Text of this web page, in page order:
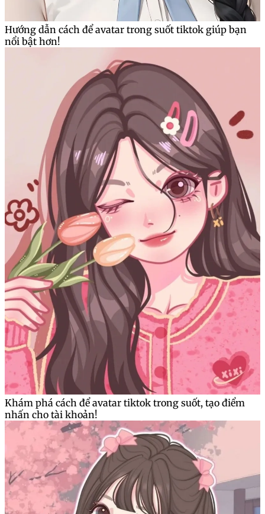
Hướng dẫn cách để avatar trong suốt tiktok giúp bạn
nổi bật hơn!
Khám phá cách để avatar tiktok trong suốt, tạo điểm
nhấn cho tài khoản!